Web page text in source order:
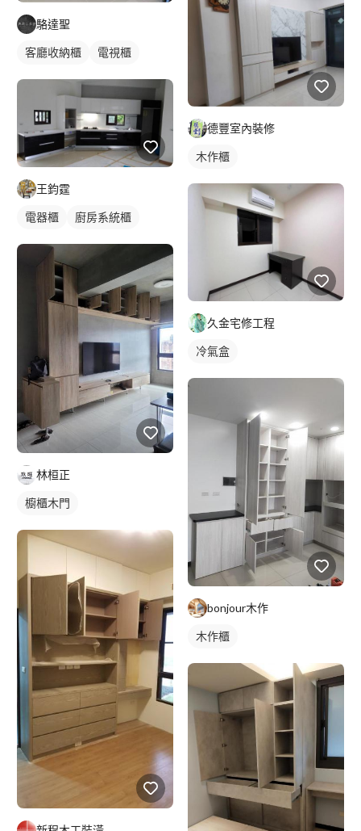
駱達聖
客廳收納櫃 電視櫃
王鈞霆
電器櫃 廚房系統櫃
林桓正
櫥櫃木門
德豐室內裝修
木作櫃
久金宅修工程
冷氣盒
bonjour木作
木作櫃